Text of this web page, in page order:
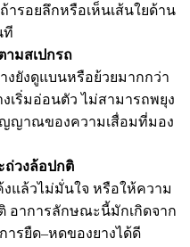
ารอยลึกหรือเห็นเส้นใยด้าน
ที
ามสเปกรถ
งยังดูแบนหรือย้วยมากกว่า
เริ่มอ่อนตัว ไม่สามารถพยุง
ญาณของความเสื่อมที่มอง
ถ่วงล้อปกติ
งแล้วไม่มั่นใจ หรือให้ความ
อาการลักษณะนี้มักเกิดจาก
รยืด–หดของยางได้ดี